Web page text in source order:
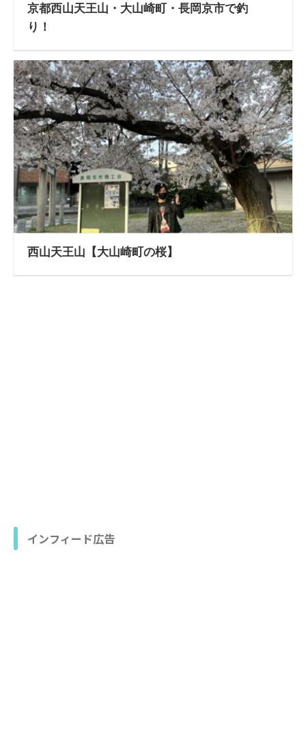
京都西山天王山・大山崎町・長岡京市で釣
り！
西山天王山【大山崎町の桜】
インフィード広告